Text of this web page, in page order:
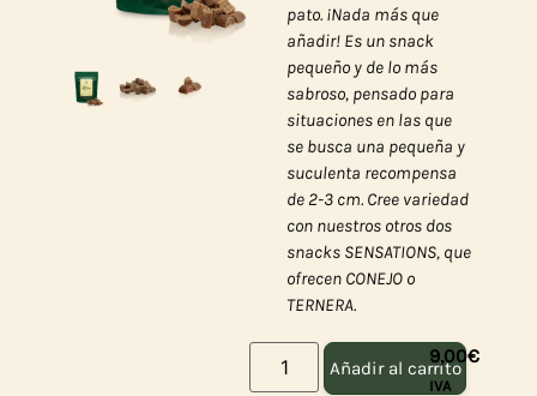
pato. ¡Nada más que
añadir! Es un snack
pequeño y de lo más
sabroso, pensado para
situaciones en las que
se busca una pequeña y
suculenta recompensa
de 2-3 cm. Cree variedad
con nuestros otros dos
snacks SENSATIONS, que
ofrecen CONEJO o
TERNERA.
Añadir al carrito
9,00€
IVA